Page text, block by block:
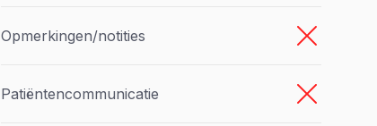
Opmerkingen/notities
Patiëntencommunicatie